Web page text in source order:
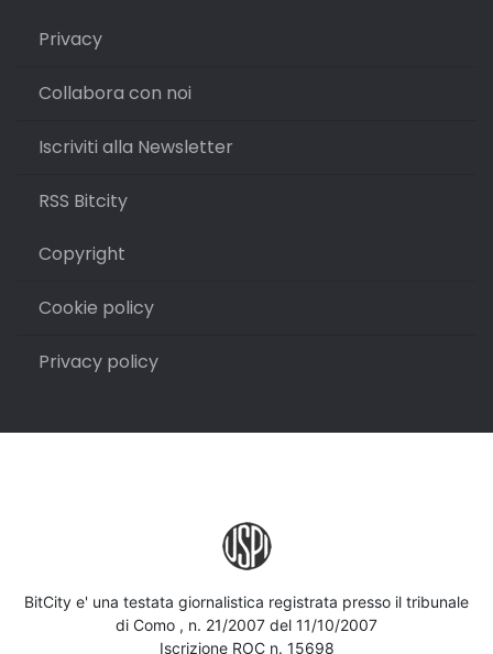
Privacy
Collabora con noi
Iscriviti alla Newsletter
RSS Bitcity
Copyright
Cookie policy
Privacy policy
BitCity e' una testata giornalistica registrata presso il tribunale
di Como , n. 21/2007 del 11/10/2007
Iscrizione ROC n. 15698